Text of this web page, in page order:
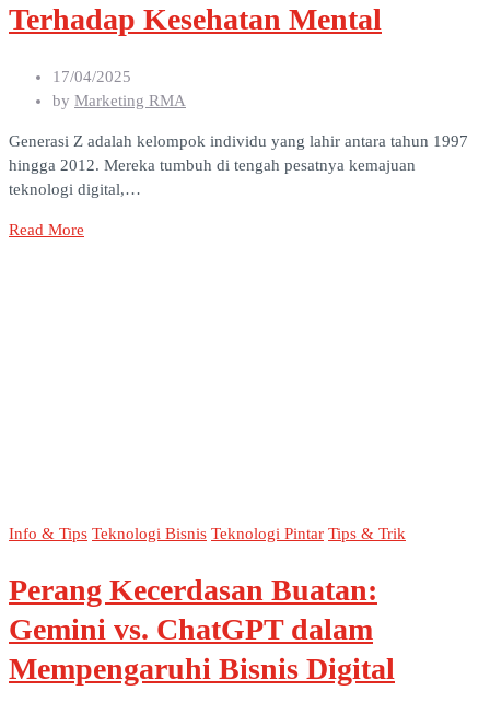
Terhadap Kesehatan Mental
17/04/2025
by Marketing RMA
Generasi Z adalah kelompok individu yang lahir antara tahun 1997
hingga 2012. Mereka tumbuh di tengah pesatnya kemajuan
teknologi digital,…
Read More
Info & Tips Teknologi Bisnis Teknologi Pintar Tips & Trik
Perang Kecerdasan Buatan:
Gemini vs. ChatGPT dalam
Mempengaruhi Bisnis Digital